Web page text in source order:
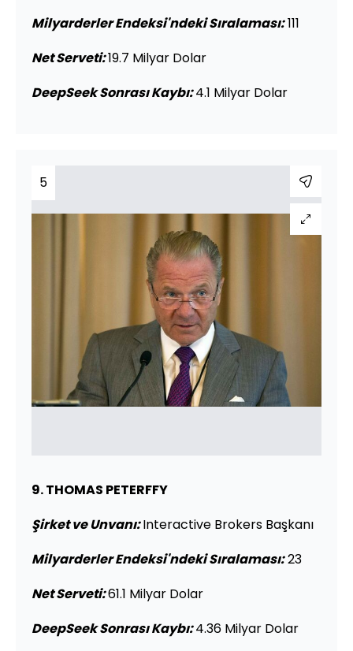
Milyarderler Endeksi'ndeki Sıralaması:111
Net Serveti:19.7 Milyar Dolar
DeepSeek Sonrası Kaybı:4.1 Milyar Dolar
5
9. THOMAS PETERFFY
Şirket ve Unvanı:Interactive Brokers Başkanı
Milyarderler Endeksi'ndeki Sıralaması:23
Net Serveti:61.1 Milyar Dolar
DeepSeek Sonrası Kaybı:4.36 Milyar Dolar